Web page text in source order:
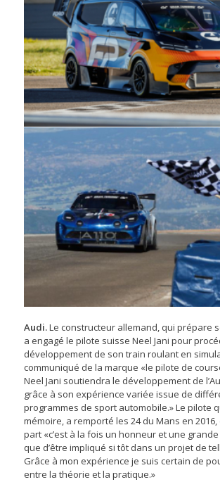
Audi.Le constructeur allemand, qui prépare
a engagé le pilote suisse Neel Jani pour
développement de son train roulant en
communiqué de la marque «le pilote de
Neel Jani soutiendra le développement de
grâce à son expérience variée issue de
programmes de sport automobile.» Le pilote
mémoire, a remporté les 24 du Mans en
part «c’est à la fois un honneur et une
que d’être impliqué si tôt dans un projet de
Grâce à mon expérience je suis certain de
entre la théorie et la pratique.»